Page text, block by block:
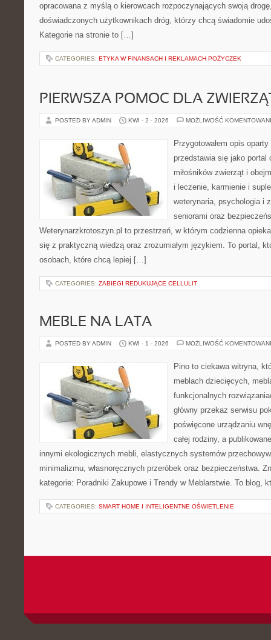
opracowana z myślą o kierowcach rozpoczynających swoją
doświadczonych użytkownikach dróg, którzy chcą świadomie
Kategorie na stronie to […]
CATEGORIES: ETYKA W FINANSACH I REKLAMACH POŻYCZEK
PIERWSZA POMOC DLA
POSTED BY ADMIN KWI - 2 - 2026 MOŻLIWOŚĆ
Przygotowałem opis
przedstawia się jako portal
miłośników zwierząt i
i leczenie, karmienie i
weterynaria, psychologia i
seniorami oraz
Weterynarzkrotoszyn.pl to przestrzeń, w którym codzienna
się z praktyczną wiedzą oraz zrozumiałym językiem. To portal,
osobach, które chcą lepiej […]
CATEGORIES: ZABIEGI REDUKUJĄCE CELLULIT
MEBLE NA LATA
POSTED BY ADMIN KWI - 1 - 2026 MOŻLIWOŚĆ
Pino to ciekawa witryna,
meblach dziecięcych,
funkcjonalnych
główny przekaz serwisu
poświęcone urządzaniu
całej rodziny, a
innymi ekologicznych mebli, elastycznych systemów
minimalizmu, własnoręcznych przeróbek oraz bezpieczeństwa.
kategorie: Poradniki Zakupowe i Trendy w Meblarstwie. To blog,
CATEGORIES: SMART HOME I INTELIGENTNE OŚWIETLENIE